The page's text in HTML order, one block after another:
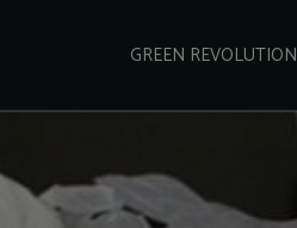
GREEN REVOLUTION